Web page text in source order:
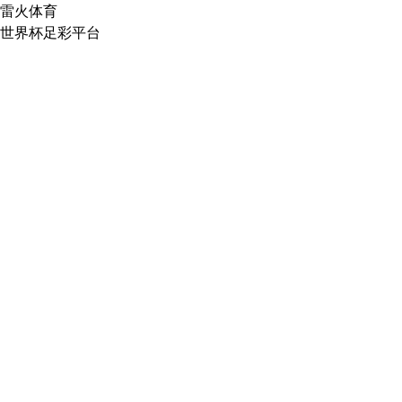
雷火体育
世界杯足彩平台